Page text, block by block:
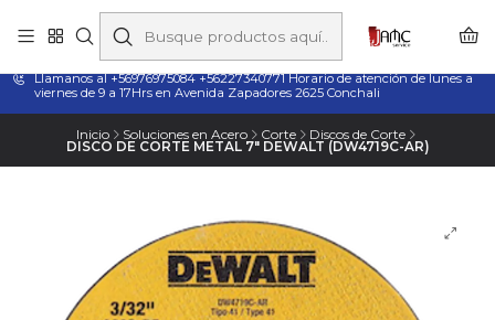
Taladros Magnéticos en Chile | Venta, Arriendo y Servicio
Técnico
Llamanos al +56976975084 +56227340771 Horario de atención de lunes a
viernes de 9 a 17Hrs en Avenida Zapadores 2625 Conchali
Inicio Soluciones en Acero Corte Discos de Corte
DISCO DE CORTE METAL 7" DEWALT (DW4719C-AR)